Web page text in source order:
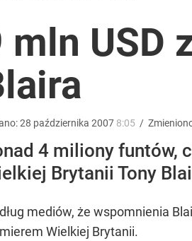
uderza w Nawrockiego. Wini go za
na drugą kadencję? Tak ocenili
mln USD
28 października 2007 8:05 /
4 miliony funtów,
Brytanii Tony
mediów, że wspomnienia
Wielkiej Brytanii.